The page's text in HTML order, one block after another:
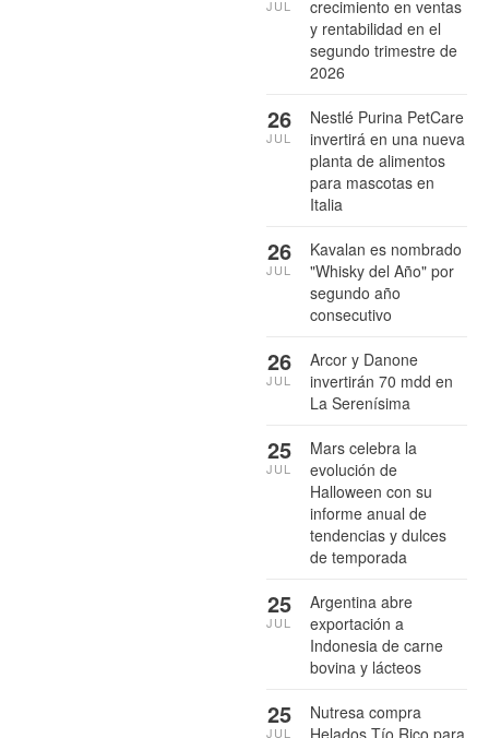
crecimiento en ventas
y rentabilidad en el
segundo trimestre de
2026
JUL
Nestlé Purina PetCare
invertirá en una nueva
planta de alimentos
para mascotas en
Italia
26
JUL
Kavalan es nombrado
"Whisky del Año" por
segundo año
consecutivo
26
JUL
Arcor y Danone
invertirán 70 mdd en
La Serenísima
26
JUL
Mars celebra la
evolución de
Halloween con su
informe anual de
tendencias y dulces
de temporada
25
JUL
Argentina abre
exportación a
Indonesia de carne
bovina y lácteos
25
JUL
Nutresa compra
25
JUL